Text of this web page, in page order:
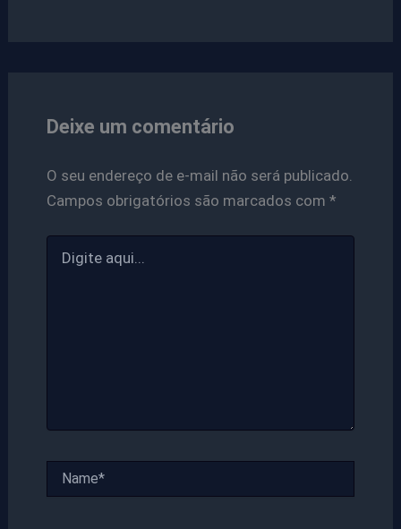
Deixe um comentário
O seu endereço de e-mail não será publicado.
Campos obrigatórios são marcados com *
aqui...